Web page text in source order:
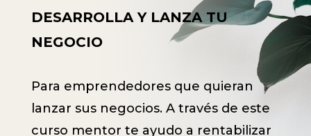
DESARROLLA Y LANZA TU
NEGOCIO
Para emprendedores que quieran
lanzar sus negocios. A través de este
curso mentor te ayudo a rentabilizar